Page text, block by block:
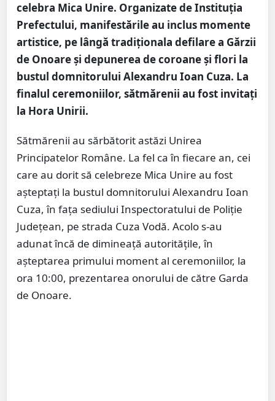
celebra Mica Unire. Organizate de Instituția
Prefectului, manifestările au inclus momente
artistice, pe lângă tradiționala defilare a Gărzii
de Onoare și depunerea de coroane și flori la
bustul domnitorului Alexandru Ioan Cuza. La
finalul ceremoniilor, sătmărenii au fost invitați
la Hora Unirii.
Sătmărenii au sărbătorit astăzi Unirea
Principatelor Române. La fel ca în fiecare an, cei
care au dorit să celebreze Mica Unire au fost
așteptați la bustul domnitorului Alexandru Ioan
Cuza, în fața sediului Inspectoratului de Poliție
Județean, pe strada Cuza Vodă. Acolo s-au
adunat încă de dimineață autoritățile, în
așteptarea primului moment al ceremoniilor, la
ora 10:00, prezentarea onorului de către Garda
de Onoare.